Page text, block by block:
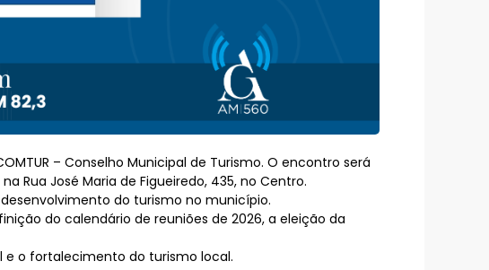
– Conselho Municipal de Turismo. O encontro será
Rua José Maria de Figueiredo, 435, no Centro.
do turismo no município.
do calendário de reuniões de 2026, a eleição da
o fortalecimento do turismo local.